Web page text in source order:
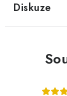
Diskuze